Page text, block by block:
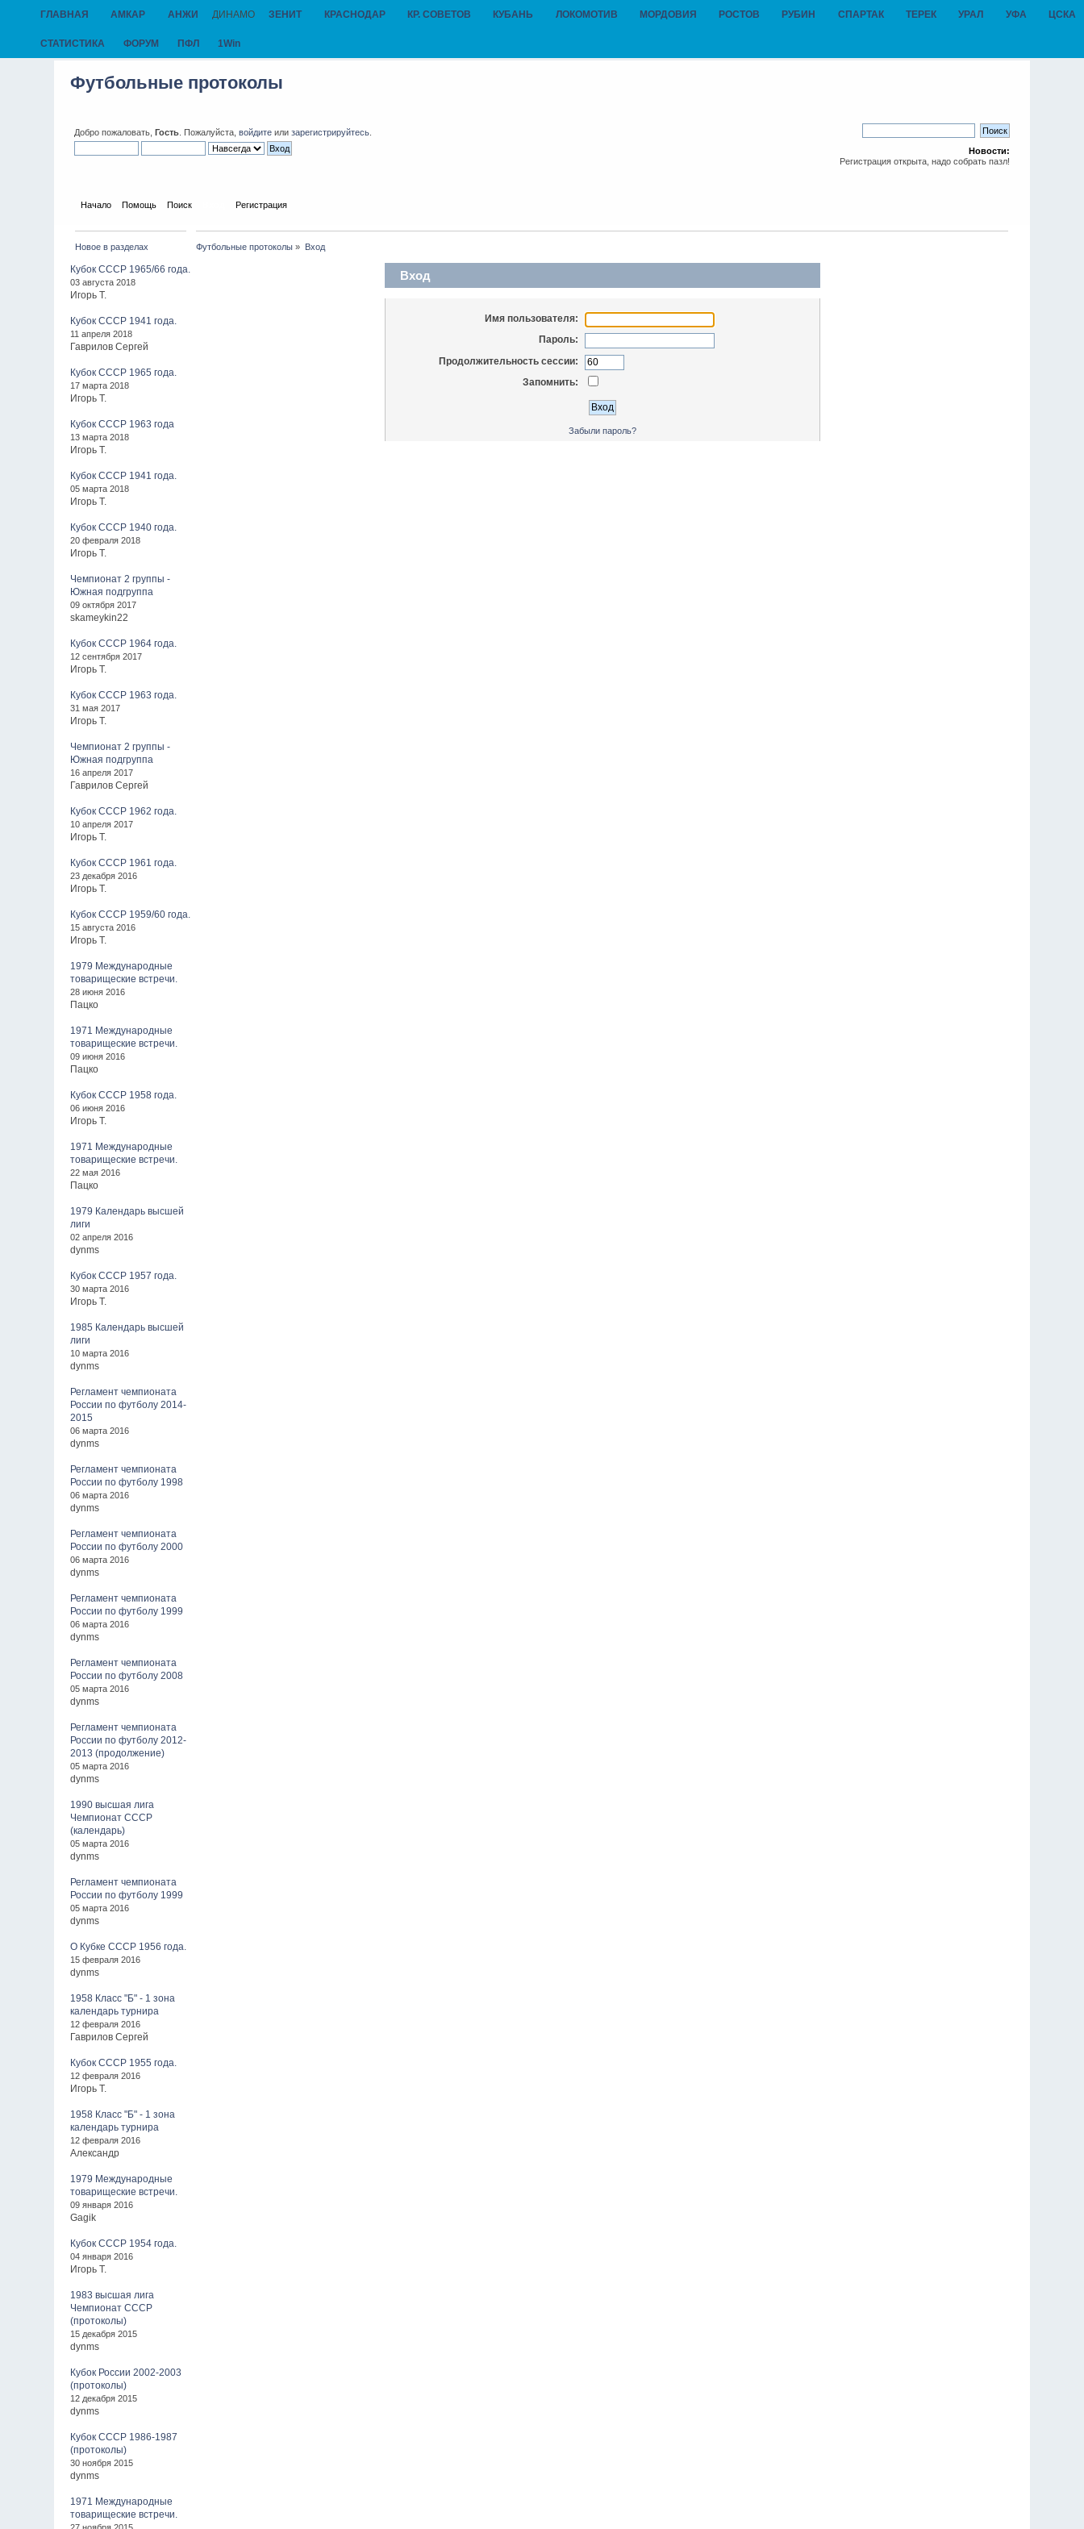
ГЛАВНАЯ АМКАР АНЖИ ДИНАМО ЗЕНИТ КРАСНОДАР КР. СОВЕТОВ КУБАНЬ ЛОКОМОТИВ МОРДОВИЯ РОСТОВ РУБИН СПАРТАК ТЕРЕК УРАЛ УФА ЦСКА
СТАТИСТИКА ФОРУМ ПФЛ 1Win
Футбольные протоколы
Добро пожаловать,Гость . Пожалуйста,войдите илизарегистрируйтесь
Новости:
Регистрация открыта, надо собрать пазл!
Начало Помощь Поиск Регистрация
Новое в разделах
Кубок СССР 1965/66 года.
03 августа 2018
Игорь Т.
Кубок СССР 1941 года.
11 апреля 2018
Гаврилов Сергей
Кубок СССР 1965 года.
17 марта 2018
Игорь Т.
Кубок СССР 1963 года
13 марта 2018
Игорь Т.
Кубок СССР 1941 года.
05 марта 2018
Игорь Т.
Кубок СССР 1940 года.
20 февраля 2018
Игорь Т.
Чемпионат 2 группы -
Южная подгруппа
09 октября 2017
skameykin22
Кубок СССР 1964 года.
12 сентября 2017
Игорь Т.
Кубок СССР 1963 года.
31 мая 2017
Игорь Т.
Чемпионат 2 группы -
Южная подгруппа
16 апреля 2017
Гаврилов Сергей
Кубок СССР 1962 года.
10 апреля 2017
Игорь Т.
Кубок СССР 1961 года.
23 декабря 2016
Игорь Т.
Кубок СССР 1959/60 года.
15 августа 2016
Игорь Т.
1979 Международные
товарищеские встречи.
28 июня 2016
Пацко
1971 Международные
товарищеские встречи.
09 июня 2016
Пацко
Кубок СССР 1958 года.
06 июня 2016
Игорь Т.
1971 Международные
товарищеские встречи.
22 мая 2016
Пацко
1979 Календарь высшей
лиги
02 апреля 2016
dynms
Кубок СССР 1957 года.
30 марта 2016
Игорь Т.
1985 Календарь высшей
лиги
10 марта 2016
dynms
Регламент чемпионата
России по футболу 2014-
2015
06 марта 2016
dynms
Регламент чемпионата
России по футболу 1998
06 марта 2016
dynms
Регламент чемпионата
России по футболу 2000
06 марта 2016
dynms
Регламент чемпионата
России по футболу 1999
06 марта 2016
dynms
Регламент чемпионата
России по футболу 2008
05 марта 2016
dynms
Регламент чемпионата
России по футболу 2012-
2013 (продолжение)
05 марта 2016
dynms
1990 высшая лига
Чемпионат СССР
(календарь)
05 марта 2016
dynms
Регламент чемпионата
России по футболу 1999
05 марта 2016
dynms
О Кубке СССР 1956 года.
15 февраля 2016
dynms
1958 Класс "Б" - 1 зона
календарь турнира
12 февраля 2016
Гаврилов Сергей
Кубок СССР 1955 года.
12 февраля 2016
Игорь Т.
1958 Класс "Б" - 1 зона
календарь турнира
12 февраля 2016
Александр
1979 Международные
товарищеские встречи.
09 января 2016
Gagik
Кубок СССР 1954 года.
04 января 2016
Игорь Т.
1983 высшая лига
Чемпионат СССР
(протоколы)
15 декабря 2015
dynms
Кубок России 2002-2003
(протоколы)
12 декабря 2015
dynms
Кубок СССР 1986-1987
(протоколы)
30 ноября 2015
dynms
1971 Международные
товарищеские встречи.
Футбольные протоколы » Вход
Вход
Имя пользователя:
Пароль:
Продолжительность сессии:
Запомнить:
Забыли пароль?